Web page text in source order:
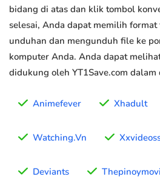
bidang di atas dan klik tombol
selesai, Anda dapat memilih
unduhan dan mengunduh file ke
komputer Anda. Anda dapat
didukung oleh YT1Save.com
Animefever Xhadult
Watching.Vn
Deviants